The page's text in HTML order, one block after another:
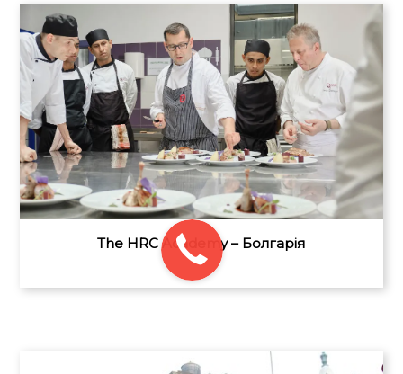
The HRC Academy – Болгарія